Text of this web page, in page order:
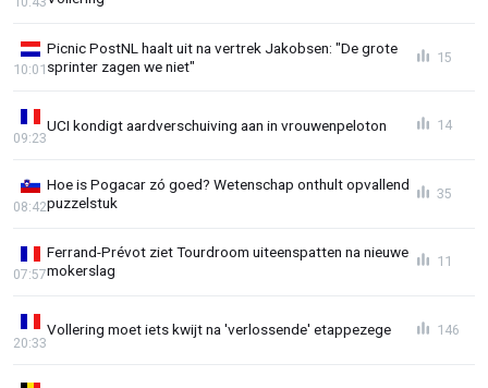
Picnic PostNL haalt uit na vertrek Jakobsen: "De grote
sprinter zagen we niet"
10:01
15
UCI kondigt aardverschuiving aan in vrouwenpeloton
09:23
14
Hoe is Pogacar zó goed? Wetenschap onthult opvallend
puzzelstuk
08:42
35
Ferrand-Prévot ziet Tourdroom uiteenspatten na nieuwe
mokerslag
07:57
11
Vollering moet iets kwijt na 'verlossende' etappezege
20:33
146